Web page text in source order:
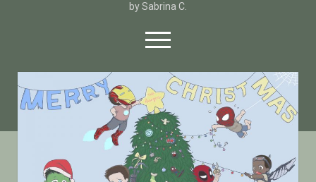
by Sabrina C.
open
menu
twitterfacebook
email-form
Home
Chi sono
Contatto